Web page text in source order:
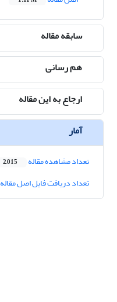
سابقه مقاله
هم رسانی
ارجاع به این مقاله
آمار
تعداد مشاهده مقاله 2,015
تعداد دریافت فایل اصل مقاله